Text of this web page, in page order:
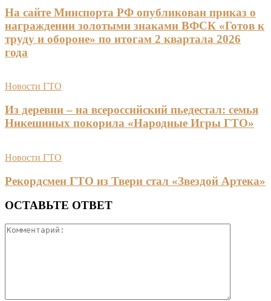
На сайте Минспорта РФ опубликован приказ о
награждении золотыми знаками ВФСК «Готов к
труду и обороне» по итогам 2 квартала 2026
года
Новости ГТО
Из деревни – на всероссийский пьедестал: семья
Никешиных покорила «Народные Игры ГТО»
Новости ГТО
Рекордсмен ГТО из Твери стал «Звездой Артека»
ОСТАВЬТЕ ОТВЕТ